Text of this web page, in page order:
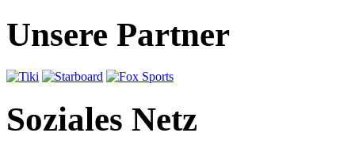
Unsere Partner
Soziales Netz